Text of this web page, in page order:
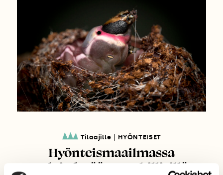
Tilaajille HYÖNTEISET
Hyönteismaailmassa
selviydytään merkillisillä